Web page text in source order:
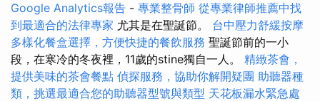
Google Analytics報告 - 專業整骨師 從專業律師推薦中找
到最適合的法律專家 尤其是在聖誕節。 台中壓力舒緩按摩
多樣化餐盒選擇，方便快捷的餐飲服務 聖誕節前的一小
段，在寒冷的冬夜裡，11歲的stine獨自一人。 精緻茶會，
提供美味的茶會餐點 偵探服務，協助你解開疑團 助聽器種
類，挑選最適合您的助聽器型號與類型 天花板漏水緊急處